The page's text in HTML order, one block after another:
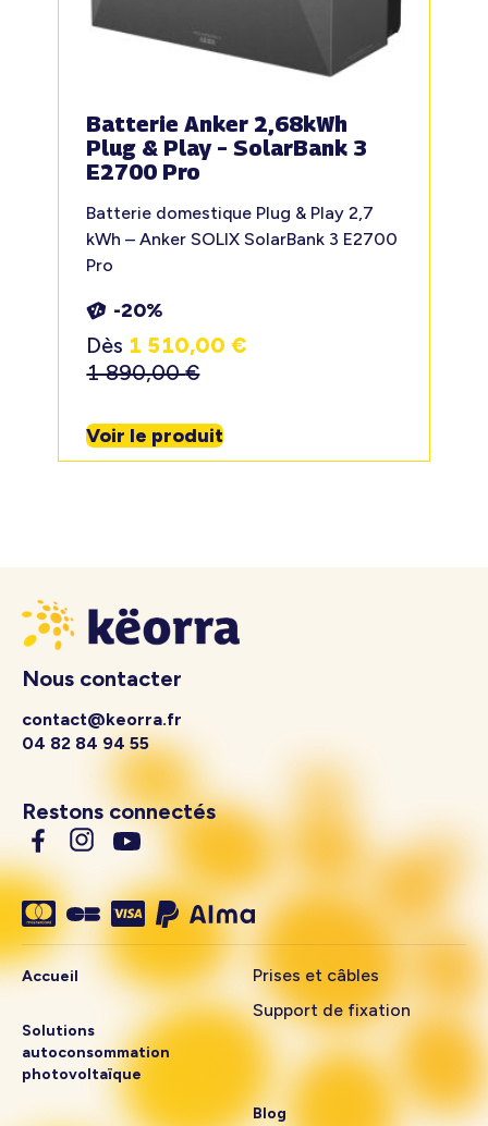
Batterie Anker 2,68kWh
Plug & Play – SolarBank 3
E2700 Pro
Batterie domestique Plug & Play 2,7
kWh – Anker SOLIX SolarBank 3 E2700
Pro
-20%
Dès 1 510,00€
1 890,00€
Voir le produit
Nous contacter
contact@keorra.fr
04 82 84 94 55
Restons connectés
Accueil
Solutions
autoconsommation
photovoltaïque
Prises et câbles
Support de fixation
Blog